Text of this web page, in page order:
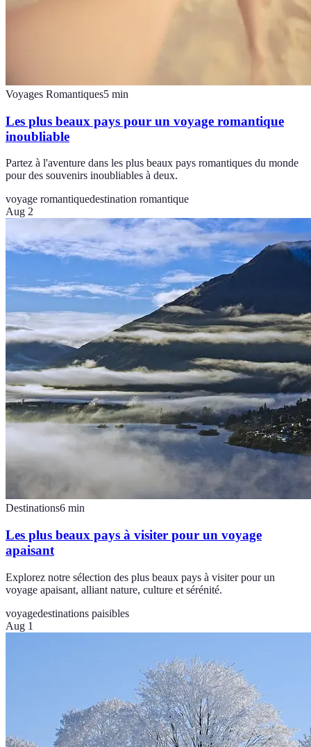
Voyages Romantiques5 min
Les plus beaux pays pour un voyage romantique
inoubliable
Partez à l'aventure dans les plus beaux pays romantiques du monde
pour des souvenirs inoubliables à deux.
voyage romantiquedestination romantique
Aug 2
Destinations6 min
Les plus beaux pays à visiter pour un voyage
apaisant
Explorez notre sélection des plus beaux pays à visiter pour un
voyage apaisant, alliant nature, culture et sérénité.
voyagedestinations paisibles
Aug 1